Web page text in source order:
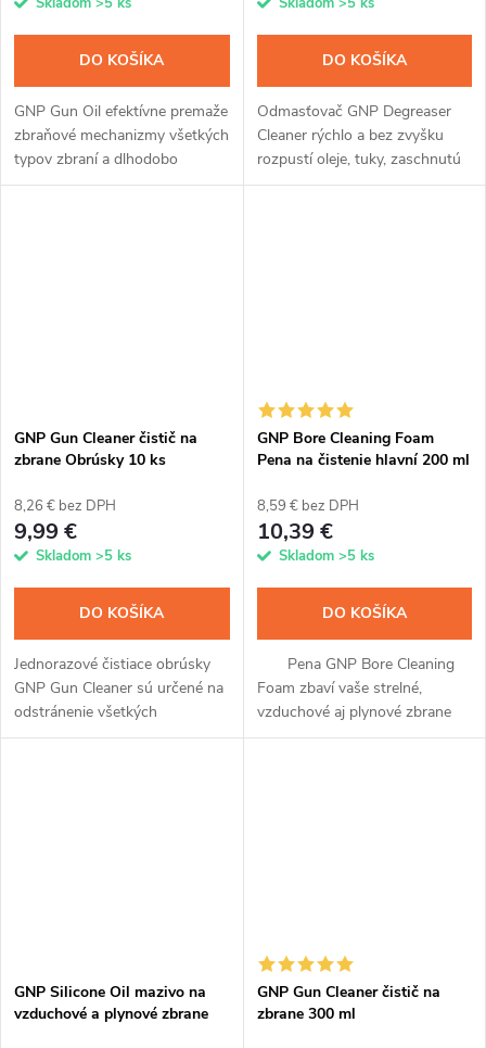
DO KOŠÍKA
GNP Gun Oil efektívne premaže
zbraňové mechanizmy všetkých
typov zbraní a dlhodobo
zabráni ich korózii. Jednoduchá
DO KOŠÍKA
Odmasťovač GNP Degreaser
Cleaner rýchlo a bez zvyšku
rozpustí oleje, tuky, zaschnutú
vazelínu, pasty, mastnotu,
GNP Gun Cleaner čistič na
zbrane Obrúsky 10 ks
8,26 € bez DPH
9,99 €
Skladom >5 ks
DO KOŠÍKA
Jednorazové čistiace obrúsky
GNP Gun Cleaner sú určené na
odstránenie všetkých
povýstrelových splodín, ako sú
GNP Bore Cleaning Foam
Pena na čistenie hlavní 200 ml
8,59 € bez DPH
10,39 €
Skladom >5 ks
DO KOŠÍKA
Pena GNP Bore Cleaning
Foam zbaví vaše strelné,
vzduchové aj plynové zbrane
všetkých povýstrelových
GNP Silicone Oil mazivo na
vzduchové a plynové zbrane
GNP Gun Cleaner čistič na
zbrane 300 ml